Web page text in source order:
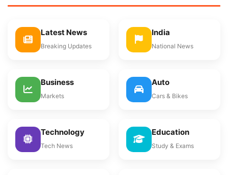
Latest News
Breaking Updates
India
National News
Business
Markets
Auto
Cars & Bikes
Technology
Tech News
Education
Study & Exams